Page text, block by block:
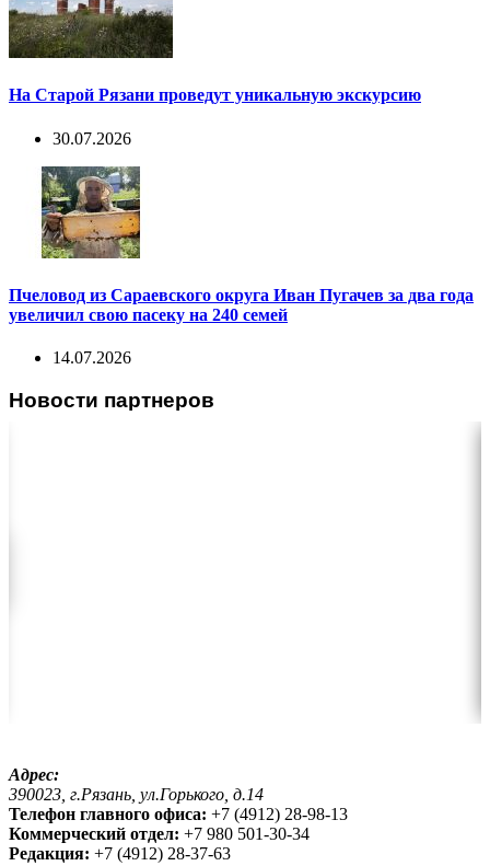
На Старой Рязани проведут уникальную экскурсию
30.07.2026
Пчеловод из Сараевского округа Иван Пугачев за два года
увеличил свою пасеку на 240 семей
14.07.2026
Новости партнеров
Адрес:
390023, г.Рязань, ул.Горького, д.14
Телефон главного офиса: +7 (4912) 28-98-13
Коммерческий отдел: +7 980 501-30-34
Редакция: +7 (4912) 28-37-63